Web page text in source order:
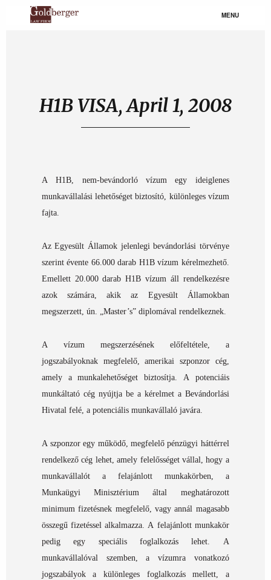
MENU
H1B VISA, April 1, 2008
A H1B, nem-bevándorló vízum egy ideiglenes
munkavállalási lehetőséget biztosító, különleges vízum
fajta.
Az Egyesült Államok jelenlegi bevándorlási törvénye
szerint évente 66.000 darab H1B vízum kérelmezhető.
Emellett 20.000 darab H1B vízum áll rendelkezésre
azok számára, akik az Egyesült Államokban
megszerzett, ún. „Master’s” diplomával rendelkeznek.
A vízum megszerzésének előfeltétele, a
jogszabályoknak megfelelő, amerikai szponzor cég,
amely a munkalehetőséget biztosítja. A potenciáis
munkáltató cég nyújtja be a kérelmet a Bevándorlási
Hivatal felé, a potenciális munkavállaló javára.
A szponzor egy működő, megfelelő pénzügyi háttérrel
rendelkező cég lehet, amely felelősséget vállal, hogy a
munkavállalót a felajánlott munkakörben, a
Munkaügyi Minisztérium által meghatározott
minimum fizetésnek megfelelő, vagy annál magasabb
összegű fizetéssel alkalmazza. A felajánlott munkakör
pedig egy speciális foglalkozás lehet. A
munkavállalóval szemben, a vízumra vonatkozó
jogszabályok a különleges foglalkozás mellett, a